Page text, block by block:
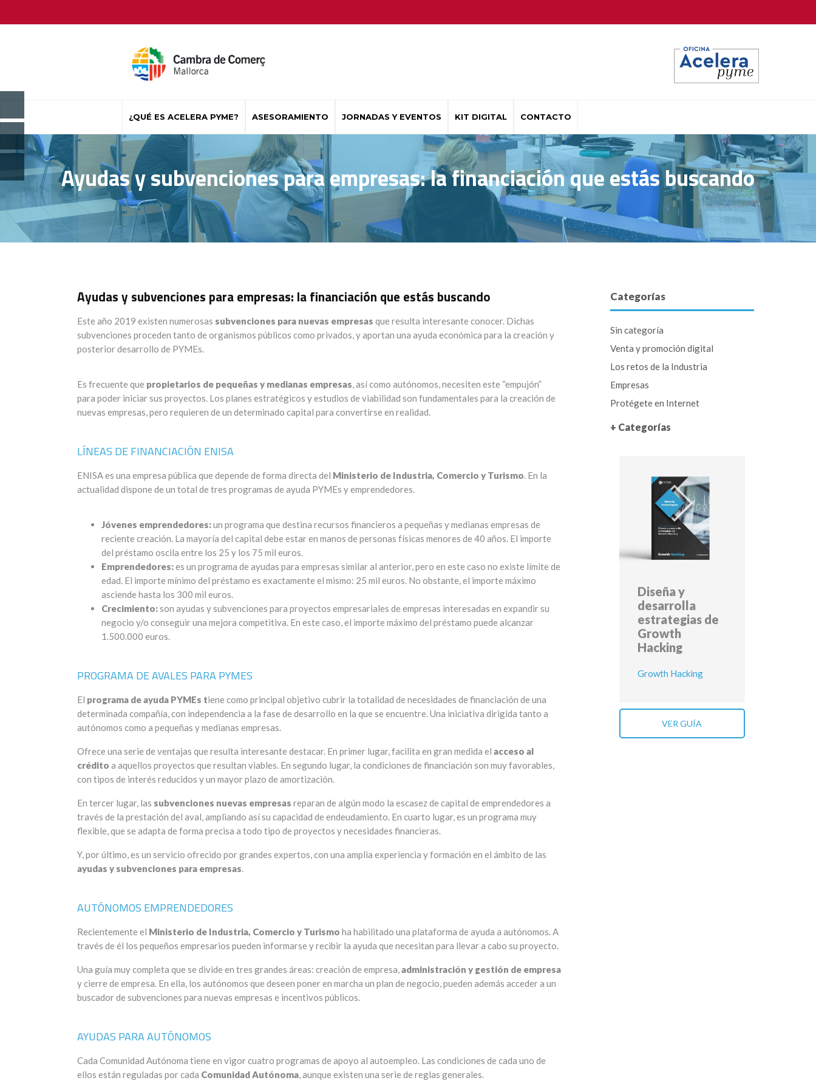
¿QUÉ ES ACELERA PYME? ASESORAMIENTO JORNADAS Y EVENTOS KIT DIGITAL CONTACTO
Ayudas y subvenciones para empresas: la financiación que estás buscando
Ayudas y subvenciones para empresas: la financiación que estás buscando
Este año 2019 existen numerosas subvenciones para nuevas empresas que resulta interesante conocer. Dichas
subvenciones proceden tanto de organismos públicos como privados, y aportan una ayuda económica para la creación y
posterior desarrollo de PYMEs.
Es frecuente que propietarios de pequeñas y medianas empresas, así como autónomos, necesiten este “empujón”
para poder iniciar sus proyectos. Los planes estratégicos y estudios de viabilidad son fundamentales para la creación de
nuevas empresas, pero requieren de un determinado capital para convertirse en realidad.
LÍNEAS DE FINANCIACIÓN ENISA
ENISA es una empresa pública que depende de forma directa del Ministerio de Industria, Comercio y Turismo. En la
actualidad dispone de un total de tres programas de ayuda PYMEs y emprendedores.
Jóvenes emprendedores:un programa que destina recursos financieros a pequeñas y medianas empresas de
reciente creación. La mayoría del capital debe estar en manos de personas físicas menores de 40 años. El importe
del préstamo oscila entre los 25 y los 75 mil euros.
Emprendedores:es un programa de ayudas para empresas similar al anterior, pero en este caso no existe límite de
edad. El importe mínimo del préstamo es exactamente el mismo: 25 mil euros. No obstante, el importe máximo
asciende hasta los 300 mil euros.
Crecimiento:son ayudas y subvenciones para proyectos empresariales de empresas interesadas en expandir su
negocio y/o conseguir una mejora competitiva. En este caso, el importe máximo del préstamo puede alcanzar
1.500.000 euros.
PROGRAMA DE AVALES PARA PYMES
El programa de ayuda PYMEs tiene como principal objetivo cubrir la totalidad de necesidades de financiación de una
determinada compañía, con independencia a la fase de desarrollo en la que se encuentre. Una iniciativa dirigida tanto a
autónomos como a pequeñas y medianas empresas.
Ofrece una serie de ventajas que resulta interesante destacar. En primer lugar, facilita en gran medida el acceso al
crédito a aquellos proyectos que resultan viables. En segundo lugar, la condiciones de financiación son muy favorables,
con tipos de interés reducidos y un mayor plazo de amortización.
En tercer lugar, las subvenciones nuevas empresas reparan de algún modo la escasez de capital de emprendedores a
través de la prestación del aval, ampliando así su capacidad de endeudamiento. En cuarto lugar, es un programa muy
flexible, que se adapta de forma precisa a todo tipo de proyectos y necesidades financieras.
Y, por último, es un servicio ofrecido por grandes expertos, con una amplia experiencia y formación en el ámbito de las
ayudas y subvenciones para empresas.
AUTÓNOMOS EMPRENDEDORES
Recientemente el Ministerio de Industria, Comercio y Turismo ha habilitado una plataforma de ayuda a autónomos. A
través de él los pequeños empresarios pueden informarse y recibir la ayuda que necesitan para llevar a cabo su proyecto.
Una guía muy completa que se divide en tres grandes áreas: creación de empresa,administración y gestión de empresa
y cierre de empresa. En ella, los autónomos que deseen poner en marcha un plan de negocio, pueden además acceder a un
buscador de subvenciones para nuevas empresas e incentivos públicos.
AYUDAS PARA AUTÓNOMOS
Cada Comunidad Autónoma tiene en vigor cuatro programas de apoyo al autoempleo. Las condiciones de cada uno de
ellos están reguladas por cada Comunidad Autónoma, aunque existen una serie de reglas generales.
Categorías
Sin categoría
Venta y promoción digital
Los retos de la Industria
Empresas
Protégete en Internet
+ Categorías
Diseña y
desarrolla
estrategias de
Growth
Hacking
Growth Hacking
VER GUÍA